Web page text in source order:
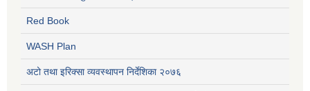
Red Book
WASH Plan
अटो तथा इरिक्सा व्यवस्थापन निर्देशिका २०७६